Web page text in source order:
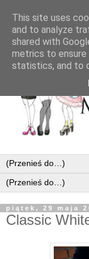
piątek, 29 maja
Classic
This site uses
and to analyze
shared with
metrics to ensure
statistics, and to